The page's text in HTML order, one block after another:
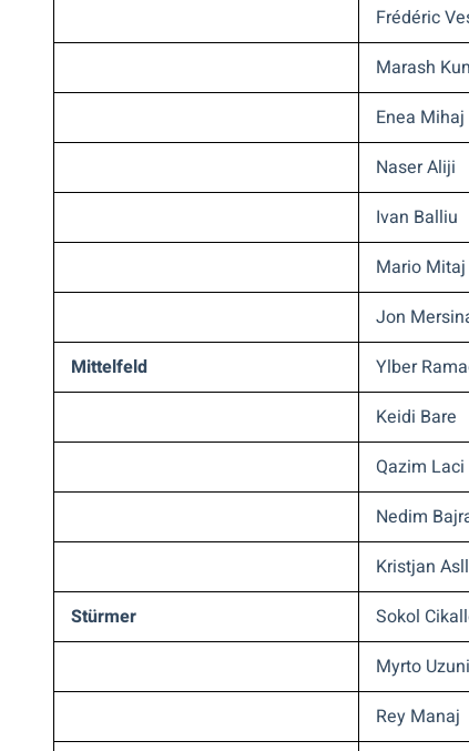
Frédéric
Marash
Enea Mihaj
Naser Aliji
Ivan Balliu
Mario Mitaj
Jon
Mittelfeld
Ylber
Keidi Bare
Qazim Laci
Nedim
Kristjan
Stürmer
Sokol
Myrto Uzuni
Rey Manaj